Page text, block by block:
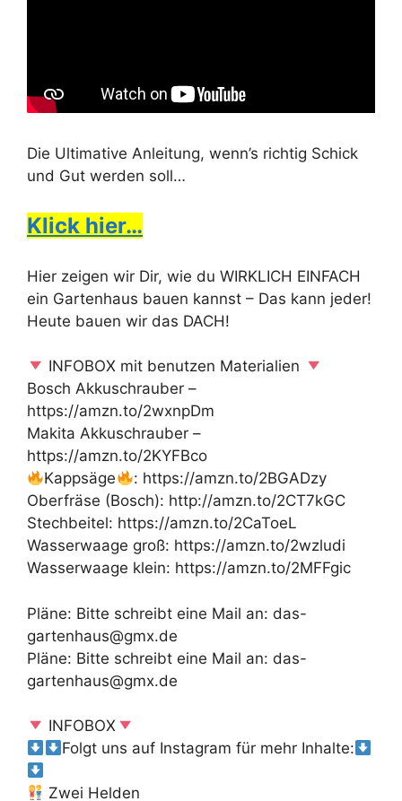
Die Ultimative Anleitung, wenn’s richtig Schick
und Gut werden soll…
Klick hier…
Hier zeigen wir Dir, wie du WIRKLICH EINFACH
ein Gartenhaus bauen kannst – Das kann jeder!
Heute bauen wir das DACH!
INFOBOX mit benutzen Materialien
Bosch Akkuschrauber –
https://amzn.to/2wxnpDm
Makita Akkuschrauber –
https://amzn.to/2KYFBco
Kappsäge
: https://amzn.to/2BGADzy
Oberfräse (Bosch): http://amzn.to/2CT7kGC
Stechbeitel: https://amzn.to/2CaToeL
Wasserwaage groß: https://amzn.to/2wzludi
Wasserwaage klein: https://amzn.to/2MFFgic
Pläne: Bitte schreibt eine Mail an: das-
gartenhaus@gmx.de
Pläne: Bitte schreibt eine Mail an: das-
gartenhaus@gmx.de
INFOBOX
Folgt uns auf Instagram für mehr Inhalte:
Zwei Helden